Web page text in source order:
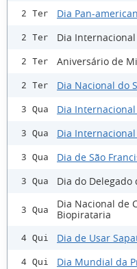
2 Ter Dia Pan-
2 Ter Dia
2 Ter Aniversário de
2 Ter Dia Nacional do
3 Qua Dia
3 Qua Dia
3 Qua Dia de São
3 Qua Dia do Delegado
3 Qua
Dia Nacional de
Biopirataria
4 Qui Dia de Usar
4 Qui Dia Mundial da